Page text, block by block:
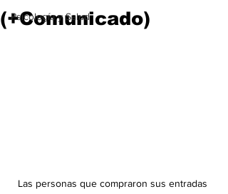
Psicología y Salud
(+Comunicado)
Las personas que compraron sus entradas